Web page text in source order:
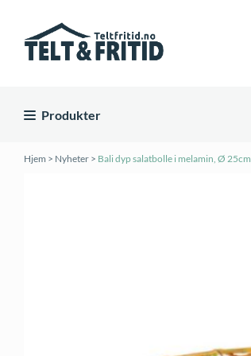
Produkter
Hjem > Nyheter > Bali dyp salatbolle i melamin, Ø 25cm